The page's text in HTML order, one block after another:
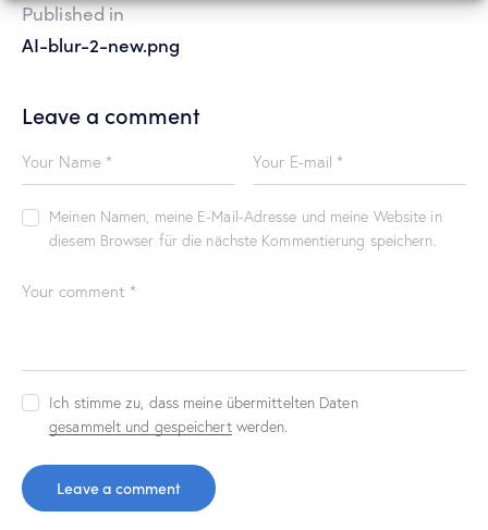
Published in
AI-blur-2-new.png
Leave a comment
Meinen Namen, meine E-Mail-Adresse und meine Website in
diesem Browser für die nächste Kommentierung speichern.
Ich stimme zu, dass meine übermittelten Daten
gesammelt und gespeichertwerden.